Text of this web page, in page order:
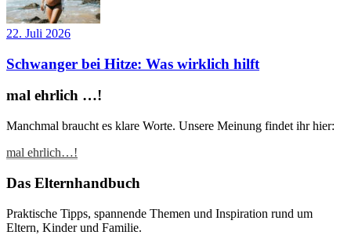
22. Juli 2026
Schwanger bei Hitze: Was wirklich hilft
mal ehrlich …!
Manchmal braucht es klare Worte. Unsere Meinung findet ihr hier:
mal ehrlich…!
Das Elternhandbuch
Praktische Tipps, spannende Themen und Inspiration rund um
Eltern, Kinder und Familie.